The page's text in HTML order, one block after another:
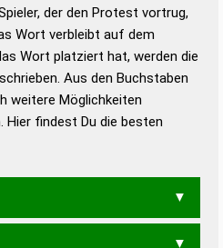
– Standardwerk in 12 Bänden
– Richtiges und gutes
– Die deutsche Grammatik
– Deutsches
der den Protest vortrug,
Wort verbleibt auf dem
Wort platziert hat, werden die
Aus den Buchstaben
weitere Möglichkeiten
Hier findest Du die besten